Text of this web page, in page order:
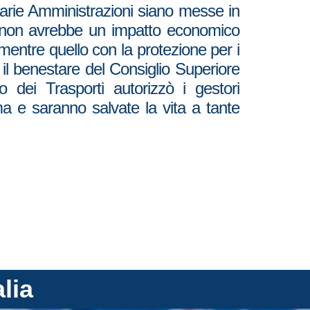
Amministrazioni siano messe in
avrebbe un impatto economico
quello con la protezione per i
benestare del Consiglio Superiore
dei Trasporti autorizzò i gestori
e saranno salvate la vita a tante